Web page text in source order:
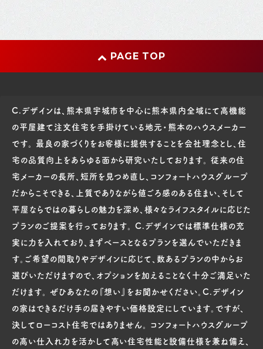
PAGE TOP
C.デザインは、熊本県宇城市を中心に熊本県内全域にて高機能
の平屋建て注文住宅を手掛けている地元・熊本のハウスメーカー
です。 最良の家づくりをお客様に提供することを会社理念とし、住
宅の品質向上をあらゆる面から研究いたしております。 従来の住
宅メーカーの長所、短所を見つめ直し、コンフォートハウスグループ
だからこそできる、上質でありながら値ごろ感のある住まい、そして
平屋ならではの暮らしの魅力を深め、様々なライフスタイルに応じた
プランのご提案を行っております。 C.デザインでは標準仕様の充
実に力を入れており、まずベースとなるプランを選んでいただきま
す。ご希望の間取りやデザインに応じて、数あるプランの中からお
選びいただけますので、オプションを加えることなく十分ご満足いた
だけます。 ぜひあなたの『想い』をお聞かせください。C.デザイン
の家はできるだけ手の届きやすい価格設定にしています。ですが、
決してローコスト住宅ではありません。 コンフォートハウスグループ
の高い仕入れ力を活かして高い住宅性能と設備仕様を兼ね備え、